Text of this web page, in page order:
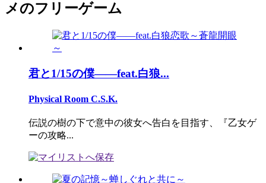
メのフリーゲーム
君と1/15の僕――feat.白狼...
Physical Room C.S.K.
伝説の樹の下で意中の彼女へ告白を目指す、『乙女ゲ
ーの攻略...